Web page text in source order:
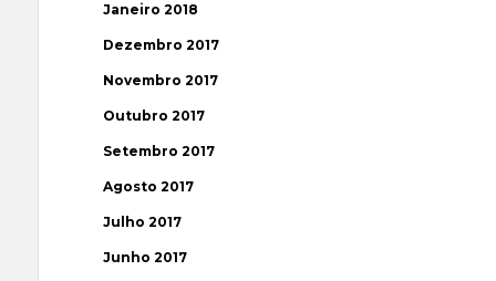
Janeiro 2018
Dezembro 2017
Novembro 2017
Outubro 2017
Setembro 2017
Agosto 2017
Julho 2017
Junho 2017